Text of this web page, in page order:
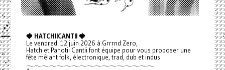
🍓 HATCHIICANTII 🍓
Le vendredi 12 juin 2026 à Grrrnd Zero,
Hatch et Panotii Cantii font équipe pour vous proposer une
fête mêlant folk, électronique, trad, dub et indus.
𓂃𓂃𓂃𓂃𓂃𓂃𓂃𓂃𓂃𓂃𓂃𓂃𓂃𓂃𓂃𓂃𓂃